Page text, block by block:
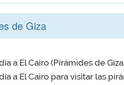
de Giza
a El Cairo (Pirámides de
a El Cairo para visitar las